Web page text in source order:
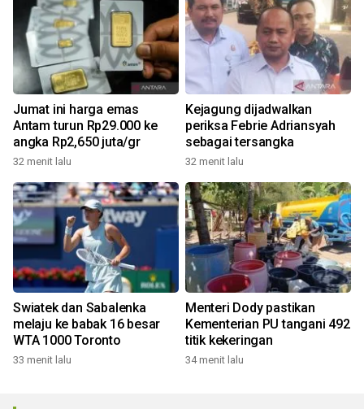
Jumat ini harga emas
Antam turun Rp29.000 ke
angka Rp2,650 juta/gr
32 menit lalu
Kejagung dijadwalkan
periksa Febrie Adriansyah
sebagai tersangka
32 menit lalu
Swiatek dan Sabalenka
melaju ke babak 16 besar
WTA 1000 Toronto
33 menit lalu
Menteri Dody pastikan
Kementerian PU tangani 492
titik kekeringan
34 menit lalu